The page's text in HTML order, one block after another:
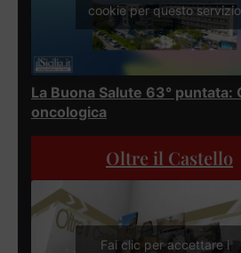
cookie per questo servizio
La Buona Salute 63° puntata:
oncologica
Oltre il Castello
Fai clic per accettare i